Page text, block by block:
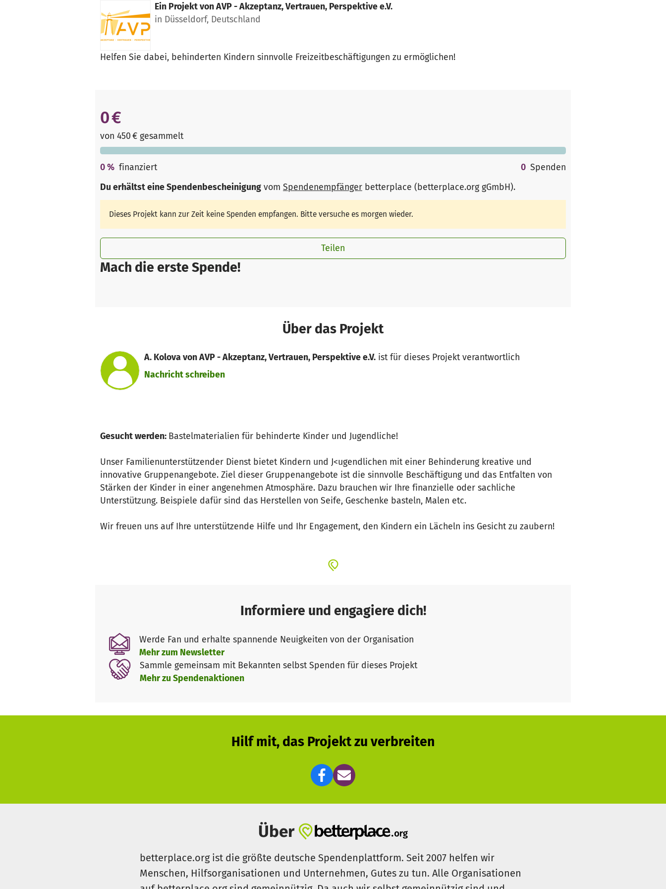
Ein Projekt vonAVP - Akzeptanz, Vertrauen, Perspektive e.V.
in Düsseldorf, Deutschland
Helfen Sie dabei, behinderten Kindern sinnvolle Freizeitbeschäftigungen zu ermöglichen!
Mach die erste Spende!
0 €
von 450 € gesammelt
0% finanziert 0 Spenden
Du erhältst eine Spendenbescheinigung vom Spendenempfänger betterplace (betterplace.org gGmbH).
Dieses Projekt kann zur Zeit keine Spenden empfangen. Bitte versuche es morgen wieder.
Teilen
Über das Projekt
A. Kolova von AVP - Akzeptanz, Vertrauen, Perspektive e.V.ist für dieses Projekt verantwortlich
Nachricht schreiben
Gesucht werden: Bastelmaterialien für behinderte Kinder und Jugendliche!
Unser Familienunterstützender Dienst bietet Kindern und J<ugendlichen mit einer Behinderung kreative und
innovative Gruppenangebote. Ziel dieser Gruppenangebote ist die sinnvolle Beschäftigung und das Entfalten von
Stärken der Kinder in einer angenehmen Atmosphäre. Dazu brauchen wir Ihre finanzielle oder sachliche
Unterstützung. Beispiele dafür sind das Herstellen von Seife, Geschenke basteln, Malen etc.
Wir freuen uns auf Ihre unterstützende Hilfe und Ihr Engagement, den Kindern ein Lächeln ins Gesicht zu zaubern!
Informiere und engagiere dich!
Werde Fan und erhalte spannende Neuigkeiten von der Organisation
Mehr zum Newsletter
Sammle gemeinsam mit Bekannten selbst Spenden für dieses Projekt
Mehr zu Spendenaktionen
Hilf mit, das Projekt zu verbreiten
Über
betterplace.org ist die größte deutsche Spendenplattform. Seit 2007 helfen wir
Menschen, Hilfsorganisationen und Unternehmen, Gutes zu tun. Alle Organisationen